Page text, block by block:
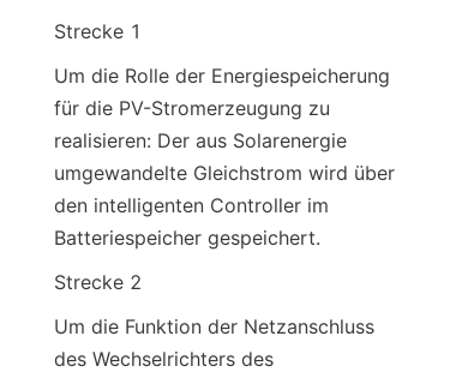
Strecke 1
Um die Rolle der Energiespeicherung
für die PV-Stromerzeugung zu
realisieren: Der aus Solarenergie
umgewandelte Gleichstrom wird über
den intelligenten Controller im
Batteriespeicher gespeichert.
Strecke 2
Um die Funktion der Netzanschluss
des Wechselrichters des